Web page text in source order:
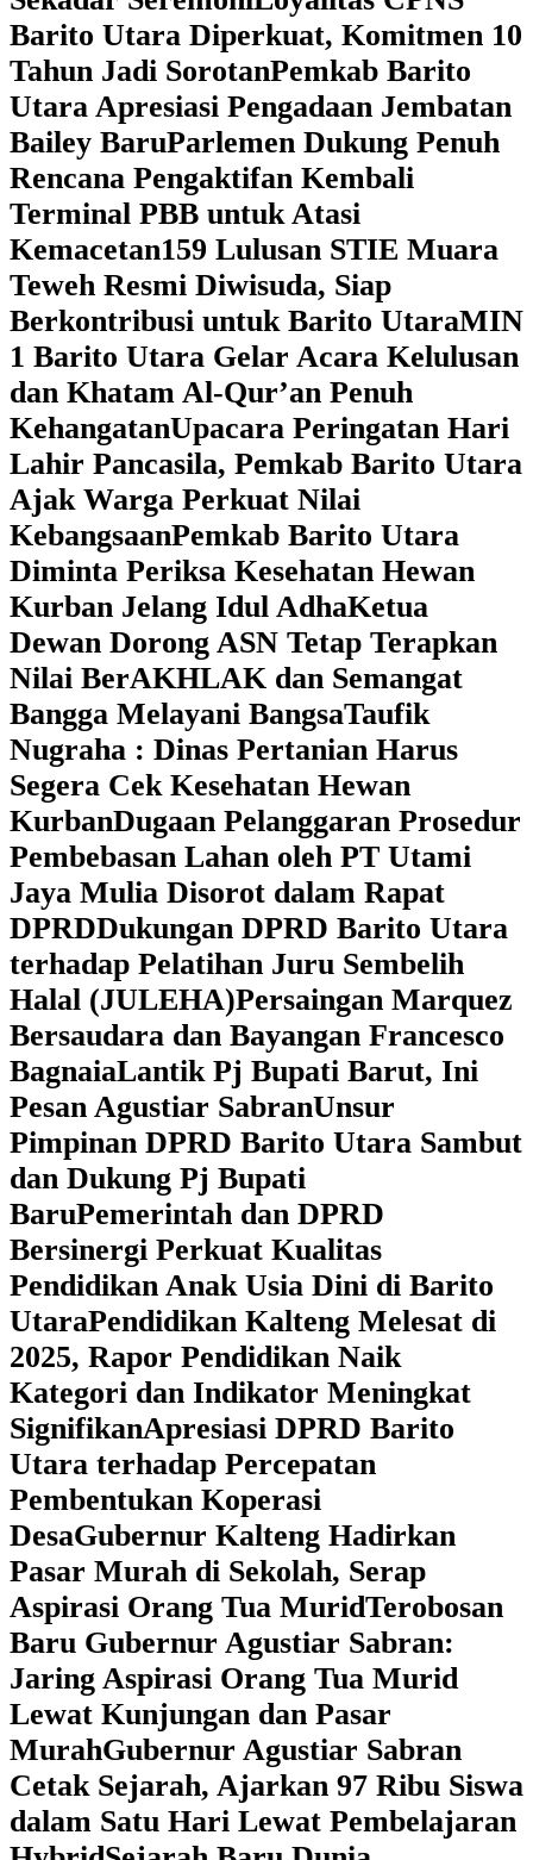
Barito Utara Diperkuat, Komitmen 10
Tahun Jadi SorotanPemkab Barito
Utara Apresiasi Pengadaan Jembatan
Bailey BaruParlemen Dukung Penuh
Rencana Pengaktifan Kembali
Terminal PBB untuk Atasi
Kemacetan159 Lulusan STIE Muara
Teweh Resmi Diwisuda, Siap
Berkontribusi untuk Barito UtaraMIN
1 Barito Utara Gelar Acara Kelulusan
dan Khatam Al-Qur’an Penuh
KehangatanUpacara Peringatan Hari
Lahir Pancasila, Pemkab Barito Utara
Ajak Warga Perkuat Nilai
KebangsaanPemkab Barito Utara
Diminta Periksa Kesehatan Hewan
Kurban Jelang Idul AdhaKetua
Dewan Dorong ASN Tetap Terapkan
Nilai BerAKHLAK dan Semangat
Bangga Melayani BangsaTaufik
Nugraha : Dinas Pertanian Harus
Segera Cek Kesehatan Hewan
KurbanDugaan Pelanggaran Prosedur
Pembebasan Lahan oleh PT Utami
Jaya Mulia Disorot dalam Rapat
DPRDDukungan DPRD Barito Utara
terhadap Pelatihan Juru Sembelih
Halal (JULEHA)Persaingan Marquez
Bersaudara dan Bayangan Francesco
BagnaiaLantik Pj Bupati Barut, Ini
Pesan Agustiar SabranUnsur
Pimpinan DPRD Barito Utara Sambut
dan Dukung Pj Bupati
BaruPemerintah dan DPRD
Bersinergi Perkuat Kualitas
Pendidikan Anak Usia Dini di Barito
Utara‎Pendidikan Kalteng Melesat di
2025, Rapor Pendidikan Naik
Kategori dan Indikator Meningkat
SignifikanApresiasi DPRD Barito
Utara terhadap Percepatan
Pembentukan Koperasi
Desa‎Gubernur Kalteng Hadirkan
Pasar Murah di Sekolah, Serap
Aspirasi Orang Tua Murid‎Terobosan
Baru Gubernur Agustiar Sabran:
Jaring Aspirasi Orang Tua Murid
Lewat Kunjungan dan Pasar
MurahGubernur Agustiar Sabran
Cetak Sejarah, Ajarkan 97 Ribu Siswa
dalam Satu Hari Lewat Pembelajaran